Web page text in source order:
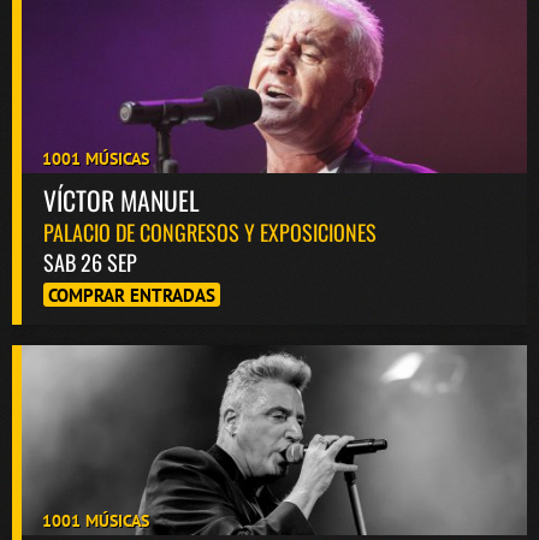
1001 MÚSICAS
VÍCTOR MANUEL
PALACIO DE CONGRESOS Y EXPOSICIONES
SAB 26 SEP
COMPRAR ENTRADAS
1001 MÚSICAS